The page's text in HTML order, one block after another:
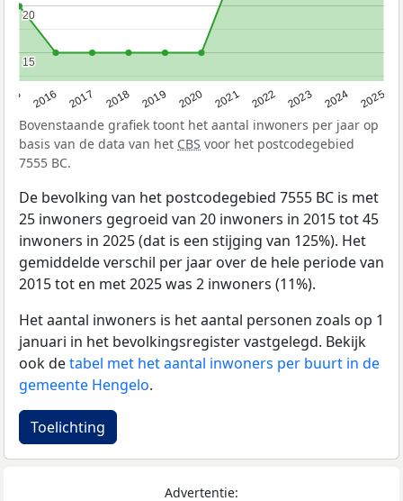
2016 2017 2018 2019 2020 2021 2022 2023 2024 2025
15
15
20
20
Bovenstaande grafiek toont het aantal inwoners per jaar op
basis van de data van het CBS voor het postcodegebied
7555 BC.
De bevolking van het postcodegebied 7555 BC is met
25 inwoners gegroeid van 20 inwoners in 2015 tot 45
inwoners in 2025 (dat is een stijging van 125%). Het
gemiddelde verschil per jaar over de hele periode van
2015 tot en met 2025 was 2 inwoners (11%).
Het aantal inwoners is het aantal personen zoals op 1
januari in het bevolkingsregister vastgelegd. Bekijk
ook detabel met het aantal inwoners per buurt in de
gemeente Hengelo.
Toelichting
Advertentie: